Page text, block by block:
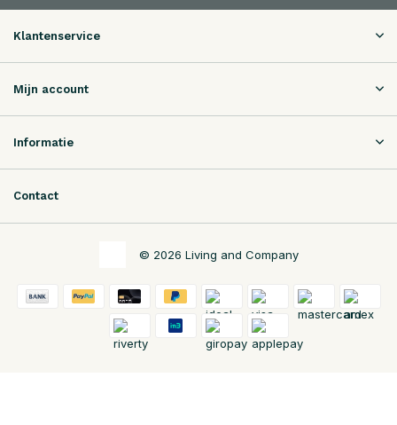
Klantenservice
Mijn account
Informatie
Contact
© 2026 Living and Company